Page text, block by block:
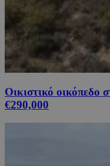
Οικιστικό οικόπεδο
€290,000